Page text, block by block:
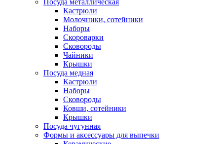
Посуда металлическая
Кастрюли
Молочники, сотейники
Наборы
Скороварки
Сковороды
Чайники
Крышки
Посуда медная
Кастрюли
Наборы
Сковороды
Ковши, сотейники
Крышки
Посуда чугунная
Формы и аксессуары для выпечки